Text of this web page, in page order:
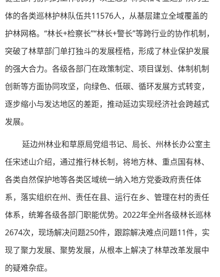
体的各类巡林护林队伍共11576人，从基层建立全域覆盖的
护林网格。“林长+检察长”“林长+警长”等跨行业的协作机制，
突破了林草部门单打独斗的发展桎梏，形成了林业保护发展
的强大合力。各级各部门在政策制定、项目谋划、体制机制
创新等方面协同攻坚，向绿色、低碳、循环发展方式转变，
逐步缩小与发达地区的差距，推动延边实现经济社会跨越式
发展。
延边州林业和草原局党组书记、局长、州林长办公室主
任宋述山介绍，通过推行林长制，将地方林、重点国有林、
各类自然保护地等各类区域统一纳入地方党委政府责任体
系，落实组织在州、责任在县、运行在乡、管理在村的责任
体系，统筹各级各部门职能优势。2022年全州各级林长巡林
2674次，现场解决问题250件，跟踪解决难点问题11件，实
现了聚力发展、聚势发展，从根本上解决了林草改革发展中
的疑难杂症。